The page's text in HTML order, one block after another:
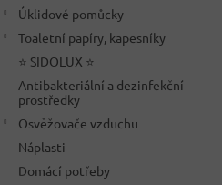
Úklidové pomůcky
Toaletní papíry, kapesníky
⭐ SIDOLUX ⭐
Antibakteriální a dezinfekční
prostředky
Osvěžovače vzduchu
Náplasti
Domácí potřeby